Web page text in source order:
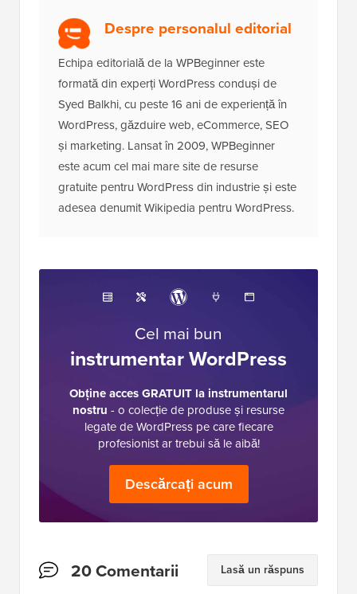
Despre personalul editorial
Echipa editorială de la WPBeginner este
formată din experți WordPress conduși de
Syed Balkhi, cu peste 16 ani de experiență în
WordPress, găzduire web, eCommerce, SEO
și marketing. Lansat în 2009, WPBeginner
este acum cel mai mare site de resurse
gratuite pentru WordPress din industrie și este
adesea denumit Wikipedia pentru WordPress.
Cel mai bun
instrumentar WordPress
Obține acces GRATUIT la instrumentarul
nostru - o colecție de produse și resurse
legate de WordPress pe care fiecare
profesionist ar trebui să le aibă!
Descărcați acum
Interacțiuni
20 Comentarii Lasă un răspuns